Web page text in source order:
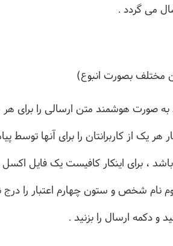
می گردد .
مختلف بصورت انبوع)
صورت هوشمند متن ارسالی را برای
یک از کاربرانتان را برای آنها توسط
رحمتي اعتبار شما 2000 ریال می باشد ، برای اینکار
نام شخص و ستون چهارم اعتبار را درج
و دکمه ارسال را بزنید .